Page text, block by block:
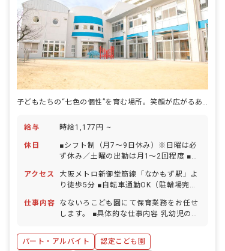
給与 時給1,177円 ~
休日
■シフト制（月7～9日休み）※日曜は必
ず休み／土曜の出勤は月1～2回程度 ■祝
慶弔休暇 ■産前産後・育児休暇（取得率
100％・復帰率100％）
アクセス
大阪メトロ新御堂筋線「なかもず駅」よ
り徒歩5分 ■自転車通勤OK（駐輪場完
仕事内容
なないろこども園にて保育業務をお任せ
します。 ■具体的な仕事内容 乳幼児の保
行動カリキュラム作成 ・日誌、連絡帳記
入 ・園内外保育研修、各講習会へ参加
パート・アルバイト
認定こども園